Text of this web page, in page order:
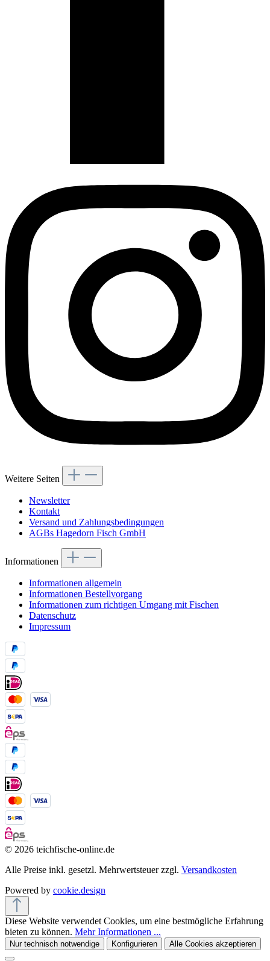
Weitere Seiten
Newsletter
Kontakt
Versand und Zahlungsbedingungen
AGBs Hagedorn Fisch GmbH
Informationen
Informationen allgemein
Informationen Bestellvorgang
Informationen zum richtigen Umgang mit Fischen
Datenschutz
Impressum
© 2026 teichfische-online.de
Alle Preise inkl. gesetzl. Mehrwertsteuer zzgl. Versandkosten
Powered by cookie.design
Diese Website verwendet Cookies, um eine bestmögliche Erfahrung
bieten zu können. Mehr Informationen ...
Nur technisch notwendige Konfigurieren Alle Cookies akzeptieren